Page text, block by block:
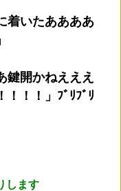
着いたああああ
鍵開かねえええ
！！！」ﾌﾞﾘﾌﾞﾘ
します